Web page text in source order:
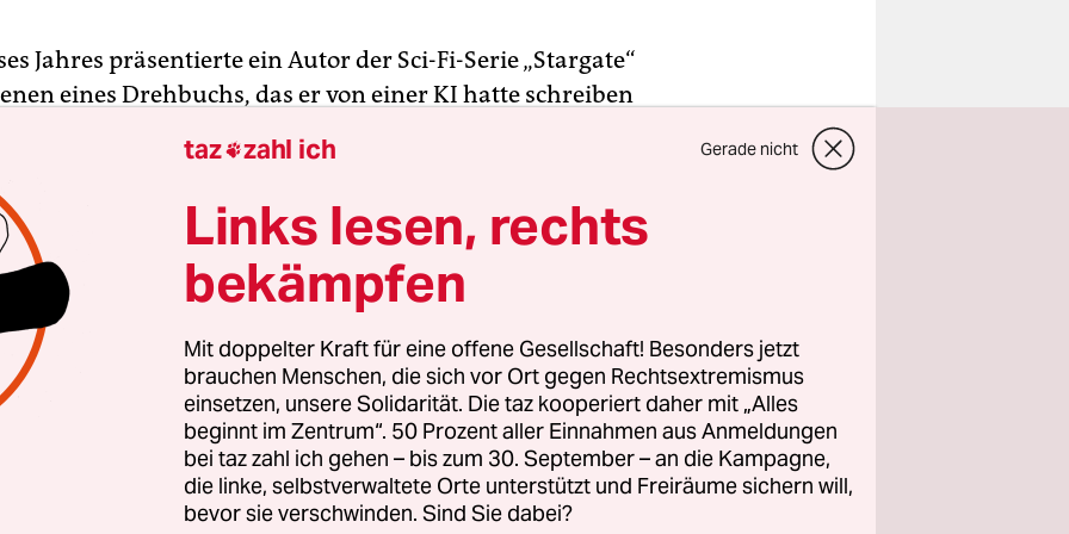
Jahres präsentierte ein Autor der Sci-Fi-Serie „Stargate“
eines Drehbuchs, das er von einer KI hatte schreiben
gemeinsam vortrug, zeigte sich erstaunt, wie überzeugend
Zutun entstandene Werk zumindest in Teilen
allem die Regieanweisungen klangen plausibel: „Samantha
Seite, um dem Schlag der Kreatur auszuweichen.“
der Autor den Computer zuvor mit generischen
und jeder Menge „Stargate“-Episoden, der Software
beigebracht worden.
des Regisseurs Woody Allen hat keine Software
Der mittlerweile 86-Jährige versteht das Filmemachen als
In einem länglichen, von absurden technischen Ausfällen
taz zahl ich Gerade nicht
Links lesen, rechts
bekämpfen
Mit doppelter Kraft für eine offene Gesellschaft! Besonders jetzt
brauchen Menschen, die sich vor Ort gegen Rechtsextremismus
einsetzen, unsere Solidarität. Die taz kooperiert daher mit „Alles
beginnt im Zentrum“. 50 Prozent aller Einnahmen aus Anmeldungen
bei taz zahl ich gehen – bis zum 30. September – an die Kampagne,
die linke, selbstverwaltete Orte unterstützt und Freiräume sichern will,
bevor sie verschwinden. Sind Sie dabei?